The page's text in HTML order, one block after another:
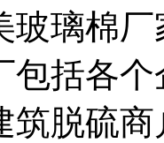
玻璃棉
包括各
筑脱硫